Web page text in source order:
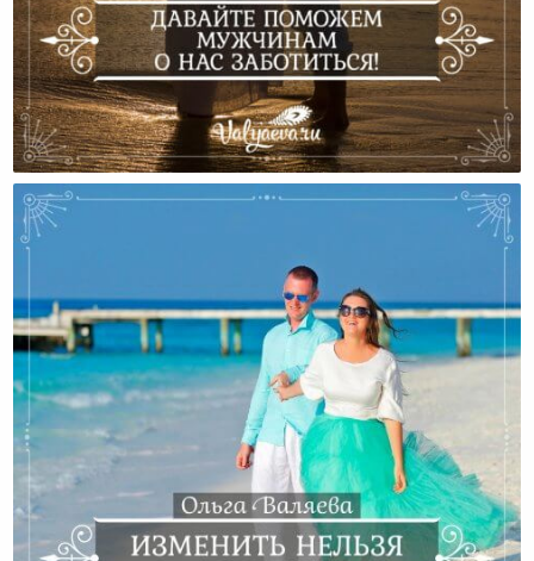
Давайте Поможем Мужчинам О Нас Заботиться!